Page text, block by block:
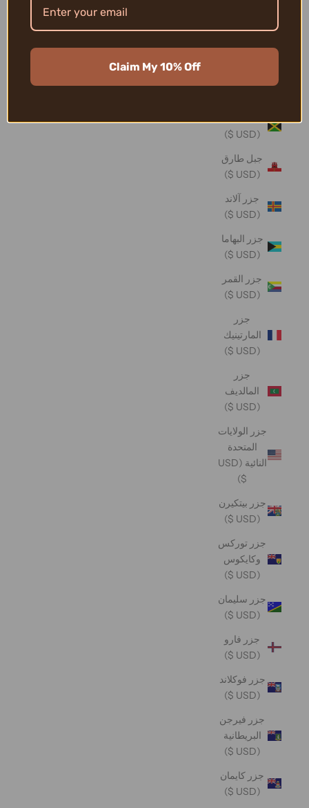
(USD $)
جبل طارق
(USD $)
جزر آلاند
(USD $)
جزر البهاما
(USD $)
جزر القمر
(USD $)
جزر
المارتينيك
(USD $)
جزر
المالديف
(USD $)
جزر الولايات
المتحدة
النائية (USD
$)
جزر بيتكيرن
(USD $)
جزر توركس
وكايكوس
(USD $)
جزر سليمان
(USD $)
جزر فارو
(USD $)
جزر فوكلاند
(USD $)
جزر فيرجن
البريطانية
(USD $)
جزر كايمان
(USD $)
Claim My 10% Off